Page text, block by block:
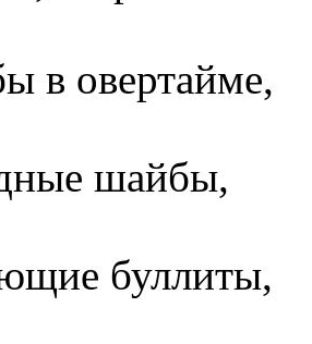
в овертайме,
шайбы,
буллиты,